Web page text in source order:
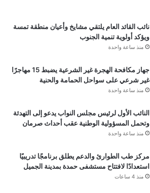
نائب القائد العام يلتقي مشايخ وأعيان منطقة تمسة
ويؤكد أولوية تنمية الجنوب
منذ ساعة واحدة
جهاز مكافحة الهجرة غير الشرعية يضبط 15 مهاجرًا
غير شرعي على سواحل الحمامة والحنية
منذ ساعة واحدة
النائب الأول لرئيس مجلس النواب يدعو إلى التهدئة
وتحمل المسؤولية الوطنية عقب أحداث صرمان
منذ ساعة واحدة
مركز طب الطوارئ والدعم يطلق برنامجًا تدريبيًا
استعدادًا لافتتاح مستشفى حمدة بمدينة الجميل
منذ 4 ساعات